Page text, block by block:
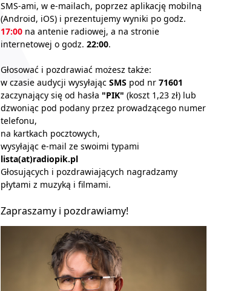
SMS-ami, w e-mailach, poprzez aplikację mobilną
(Android, iOS) i prezentujemy wyniki po godz.
17:00 na antenie radiowej, a na stronie
internetowej o godz. 22:00.
Głosować i pozdrawiać możesz także:
w czasie audycji wysyłając SMS pod nr 71601
zaczynający się od hasła "PIK" (koszt 1,23 zł) lub
dzwoniąc pod podany przez prowadzącego numer
telefonu,
na kartkach pocztowych,
wysyłając e-mail ze swoimi typami
lista(at)radiopik.pl
Głosujących i pozdrawiających nagradzamy
płytami z muzyką i filmami.
Zapraszamy i pozdrawiamy!